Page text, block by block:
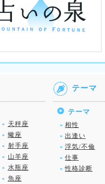
天秤座
蠍座
射手座
山羊座
水瓶座
魚座
テーマ
テーマ
相性
出逢い
浮気/不倫
仕事
性格診断